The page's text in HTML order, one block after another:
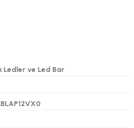
Ledler ve Led Bar